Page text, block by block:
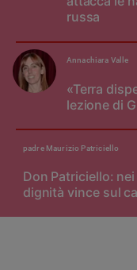
russa
«Terra
lezione di
Annachiara Valle
Don Patriciello:
dignità vince sul
padre Maurizio Patriciello